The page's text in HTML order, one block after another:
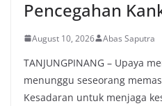
Pencegahan
August 10, 2026 Abas Saputra
TANJUNGPINANG – Upaya
menunggu seseorang
Kesadaran untuk menjaga